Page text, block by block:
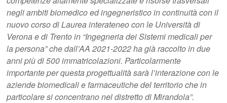
negli ambiti biomedico ed ingegneristico in continuità con il
nuovo corso di Laurea interateneo con le Università di
Verona e di Trento in “Ingegneria dei Sistemi medicali per
la persona” che dall’AA 2021-2022 ha già raccolto in due
anni più di 500 immatricolazioni. Particolarmente
importante per questa progettualità sarà l’interazione con le
aziende biomedicali e farmaceutiche del territorio che in
particolare si concentrano nel distretto di Mirandola”.